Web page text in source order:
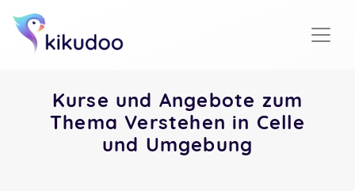
Kurse und Angebote zum
Thema Verstehen in Celle
und Umgebung